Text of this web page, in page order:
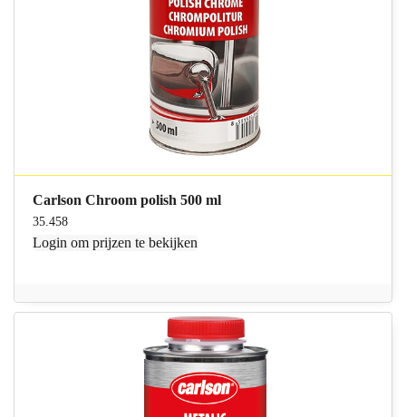
Carlson Chroom polish 500 ml
35.458
Login om prijzen te bekijken